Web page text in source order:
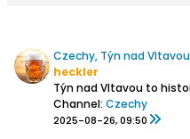
heckler
Channel: Czechy
2025-08-26, 09:50